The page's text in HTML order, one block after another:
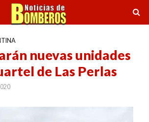
nuevas unidades
de Las Perlas